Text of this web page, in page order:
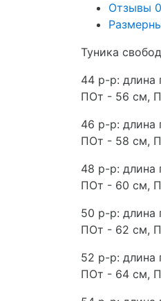
Отзывы 0
Туника
44 р-р: длина
ПОт - 56 см,
46 р-р: длина
ПОт - 58 см,
48 р-р: длина
ПОт - 60 см,
50 р-р: длина
ПОт - 62 см,
52 р-р: длина
ПОт - 64 см,